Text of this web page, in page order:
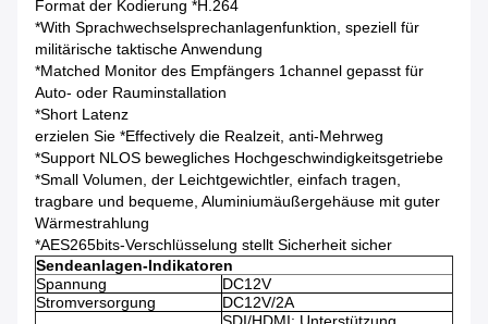
Format der Kodierung *H.264
*With Sprachwechselsprechanlagenfunktion, speziell für
militärische taktische Anwendung
*Matched Monitor des Empfängers 1channel gepasst für
Auto- oder Rauminstallation
*Short Latenz
erzielen Sie *Effectively die Realzeit, anti-Mehrweg
*Support NLOS bewegliches Hochgeschwindigkeitsgetriebe
*Small Volumen, der Leichtgewichtler, einfach tragen,
tragbare und bequeme, Aluminiumäußergehäuse mit guter
Wärmestrahlung
*AES265bits-Verschlüsselung stellt Sicherheit sicher
Sendeanlagen-Indikatoren
Spannung
DC12V
Stromversorgung
DC12V/2A